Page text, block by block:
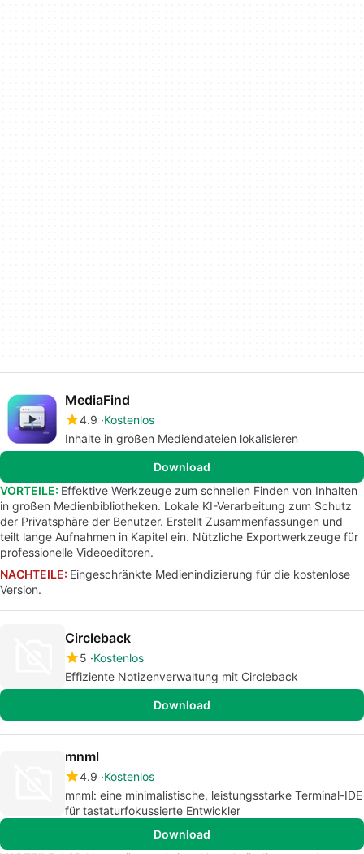
MediaFind
4.9 Kostenlos
Inhalte in großen Mediendateien lokalisieren
Download
VORTEILE: Effektive Werkzeuge zum schnellen Finden von Inhalten
in großen Medienbibliotheken. Lokale KI-Verarbeitung zum Schutz
der Privatsphäre der Benutzer. Erstellt Zusammenfassungen und
teilt lange Aufnahmen in Kapitel ein. Nützliche Exportwerkzeuge für
professionelle Videoeditoren.
NACHTEILE: Eingeschränkte Medienindizierung für die kostenlose
Version.
Circleback
5 Kostenlos
Effiziente Notizenverwaltung mit Circleback
Download
mnml
4.9 Kostenlos
mnml: eine minimalistische, leistungsstarke Terminal-IDE
für tastaturfokussierte Entwickler
Download